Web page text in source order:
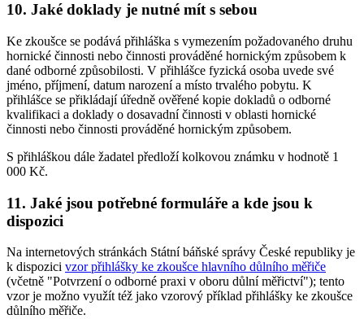
10. Jaké doklady je nutné mít s sebou
Ke zkoušce se podává přihláška s vymezením požadovaného druhu
hornické činnosti nebo činnosti prováděné hornickým způsobem k
dané odborné způsobilosti. V přihlášce fyzická osoba uvede své
jméno, příjmení, datum narození a místo trvalého pobytu. K
přihlášce se přikládají úředně ověřené kopie dokladů o odborné
kvalifikaci a doklady o dosavadní činnosti v oblasti hornické
činnosti nebo činnosti prováděné hornickým způsobem.
S přihláškou dále žadatel předloží kolkovou známku v hodnotě 1
000 Kč.
11. Jaké jsou potřebné formuláře a kde jsou k
dispozici
Na internetových stránkách Státní báňské správy České republiky je
k dispozici vzor přihlášky ke zkoušce hlavního důlního měřiče
(včetně "Potvrzení o odborné praxi v oboru důlní měřictví"); tento
vzor je možno využít též jako vzorový příklad přihlášky ke zkoušce
důlního měřiče.